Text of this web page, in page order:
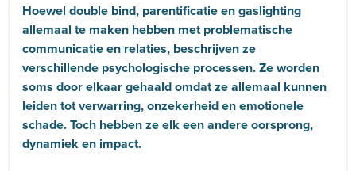
Hoewel double bind, parentificatie en gaslighting
allemaal te maken hebben met problematische
communicatie en relaties, beschrijven ze
verschillende psychologische processen. Ze worden
soms door elkaar gehaald omdat ze allemaal kunnen
leiden tot verwarring, onzekerheid en emotionele
schade. Toch hebben ze elk een andere oorsprong,
dynamiek en impact.